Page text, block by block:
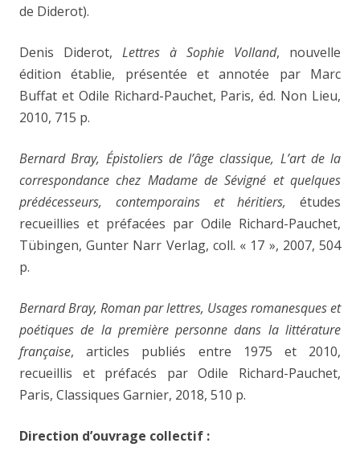
de Diderot).
Denis Diderot, Lettres à Sophie Volland, nouvelle
édition établie, présentée et annotée par Marc
Buffat et Odile Richard-Pauchet, Paris, éd. Non Lieu,
2010, 715 p.
Bernard Bray, Épistoliers de l’âge classique, L’art de la
correspondance chez Madame de Sévigné et quelques
prédécesseurs, contemporains et héritiers, études
recueillies et préfacées par Odile Richard-Pauchet,
Tübingen, Gunter Narr Verlag, coll. « 17 », 2007, 504
p.
Bernard Bray, Roman par lettres, Usages romanesques et
poétiques de la première personne dans la littérature
française, articles publiés entre 1975 et 2010,
recueillis et préfacés par Odile Richard-Pauchet,
Paris, Classiques Garnier, 2018, 510 p.
Direction d’ouvrage collectif :